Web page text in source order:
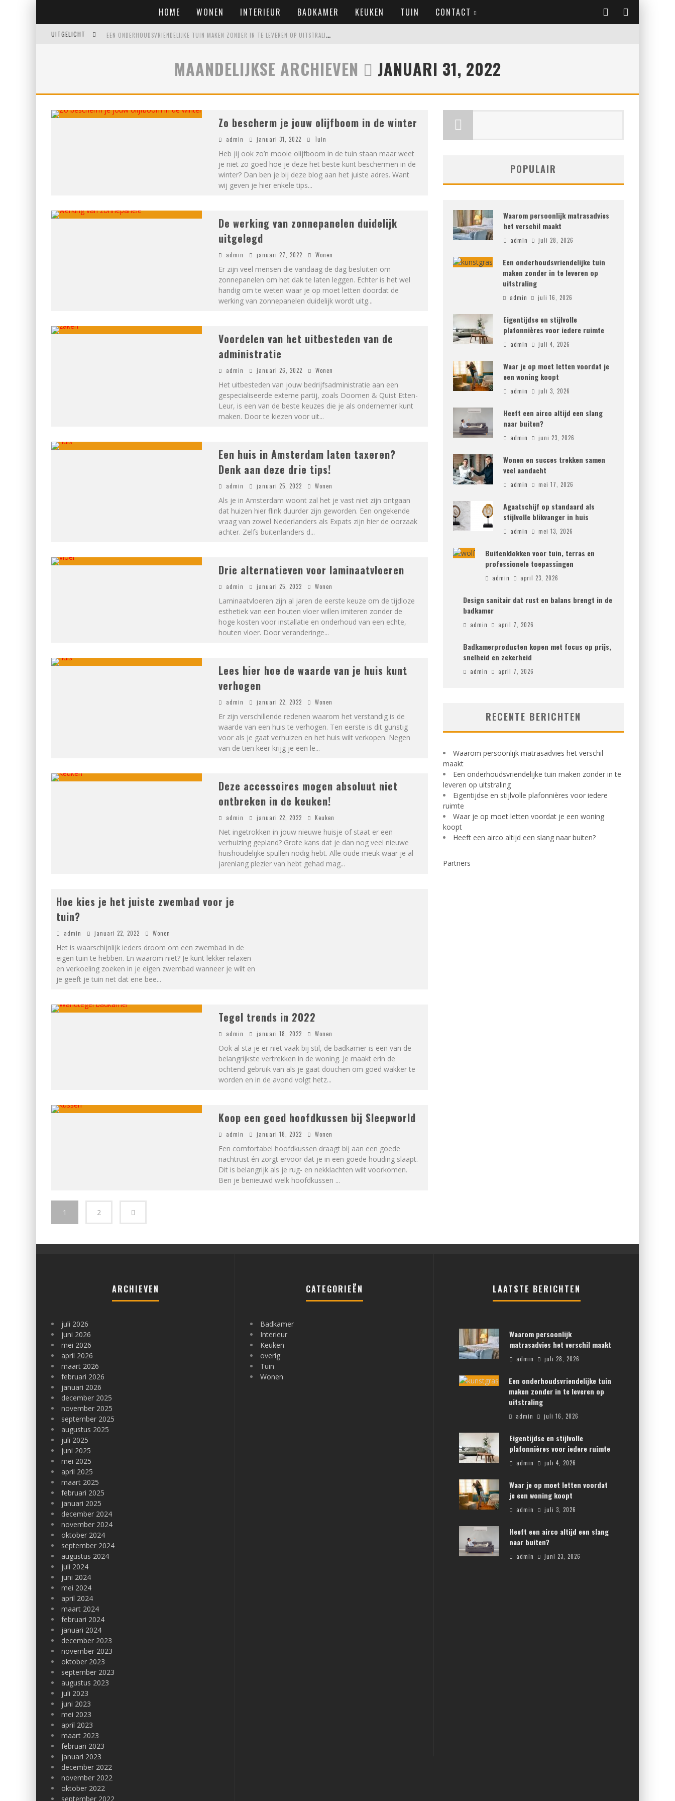
HOME WONEN INTERIEUR BADKAMER KEUKEN TUIN CONTACT
UITGELICHT E
EN ONDERHOUDSVRIENDELIJKE TUIN MAKEN ZONDER IN TE LEVEREN OP UITSTRALING
WAAR JE OP MOET LETTEN VOORDAT JE EEN WONING KOOPT
MAANDELIJKSE ARCHIEVEN JANUARI 31, 2022
Zo bescherm je jouw olijfboom in de winter
admin januari 31, 2022 Tuin
Heb jij ook zo’n mooie olijfboom in de tuin staan maar weet
je niet zo goed hoe je deze het beste kunt beschermen in de
winter? Dan ben je bij deze blog aan het juiste adres. Want
wij geven je hier enkele tips...
De werking van zonnepanelen duidelijk
uitgelegd
admin januari 27, 2022 Wonen
Er zijn veel mensen die vandaag de dag besluiten om
zonnepanelen om het dak te laten leggen. Echter is het wel
handig om te weten waar je op moet letten doordat de
werking van zonnepanelen duidelijk wordt uitg...
Voordelen van het uitbesteden van de
administratie
admin januari 26, 2022 Wonen
Het uitbesteden van jouw bedrijfsadministratie aan een
gespecialiseerde externe partij, zoals Doomen & Quist Etten-
Leur, is een van de beste keuzes die je als ondernemer kunt
maken. Door te kiezen voor uit...
Een huis in Amsterdam laten taxeren?
Denk aan deze drie tips!
admin januari 25, 2022 Wonen
Als je in Amsterdam woont zal het je vast niet zijn ontgaan
dat huizen hier flink duurder zijn geworden. Een ongekende
vraag van zowel Nederlanders als Expats zijn hier de oorzaak
achter. Zelfs buitenlanders d...
Drie alternatieven voor laminaatvloeren
admin januari 25, 2022 Wonen
Laminaatvloeren zijn al jaren de eerste keuze om de tijdloze
esthetiek van een houten vloer willen imiteren zonder de
hoge kosten voor installatie en onderhoud van een echte,
houten vloer. Door veranderinge...
Lees hier hoe de waarde van je huis kunt
verhogen
admin januari 22, 2022 Wonen
Er zijn verschillende redenen waarom het verstandig is de
waarde van een huis te verhogen. Ten eerste is dit gunstig
voor als je gaat verhuizen en het huis wilt verkopen. Negen
van de tien keer krijg je een le...
Deze accessoires mogen absoluut niet
ontbreken in de keuken!
admin januari 22, 2022 Keuken
Net ingetrokken in jouw nieuwe huisje of staat er een
verhuizing gepland? Grote kans dat je dan nog veel nieuwe
huishoudelijke spullen nodig hebt. Alle oude meuk waar je al
jarenlang plezier van hebt gehad mag...
Hoe kies je het juiste zwembad voor je
tuin?
admin januari 22, 2022 Wonen
Het is waarschijnlijk ieders droom om een zwembad in de
eigen tuin te hebben. En waarom niet? Je kunt lekker relaxen
en verkoeling zoeken in je eigen zwembad wanneer je wilt en
je geeft je tuin net dat ene bee...
Tegel trends in 2022
admin januari 18, 2022 Wonen
Ook al sta je er niet vaak bij stil, de badkamer is een van de
belangrijkste vertrekken in de woning. Je maakt erin de
ochtend gebruik van als je gaat douchen om goed wakker te
worden en in de avond volgt hetz...
Koop een goed hoofdkussen bij Sleepworld
admin januari 18, 2022 Wonen
Een comfortabel hoofdkussen draagt bij aan een goede
nachtrust én zorgt ervoor dat je in een goede houding slaapt.
Dit is belangrijk als je rug- en nekklachten wilt voorkomen.
Ben je benieuwd welk hoofdkussen ...
1 2
POPULAIR
Waarom persoonlijk matrasadvies
het verschil maakt
admin juli 28, 2026
Een onderhoudsvriendelijke tuin
maken zonder in te leveren op
uitstraling
admin juli 16, 2026
Eigentijdse en stijlvolle
plafonnières voor iedere ruimte
admin juli 4, 2026
Waar je op moet letten voordat je
een woning koopt
admin juli 3, 2026
Heeft een airco altijd een slang
naar buiten?
admin juni 23, 2026
Wonen en succes trekken samen
veel aandacht
admin mei 17, 2026
Agaatschijf op standaard als
stijlvolle blikvanger in huis
admin mei 13, 2026
Buitenklokken voor tuin, terras en
professionele toepassingen
admin april 23, 2026
Design sanitair dat rust en balans brengt in de
badkamer
admin april 7, 2026
Badkamerproducten kopen met focus op prijs,
snelheid en zekerheid
admin april 7, 2026
RECENTE BERICHTEN
Waarom persoonlijk matrasadvies het verschil
maakt
Een onderhoudsvriendelijke tuin maken zonder in te
leveren op uitstraling
Eigentijdse en stijlvolle plafonnières voor iedere
ruimte
Waar je op moet letten voordat je een woning
koopt
Heeft een airco altijd een slang naar buiten?
Partners
ARCHIEVEN
juli 2026
juni 2026
mei 2026
april 2026
maart 2026
februari 2026
januari 2026
december 2025
november 2025
september 2025
augustus 2025
juli 2025
juni 2025
mei 2025
april 2025
maart 2025
februari 2025
januari 2025
december 2024
november 2024
oktober 2024
september 2024
augustus 2024
juli 2024
juni 2024
mei 2024
april 2024
maart 2024
februari 2024
januari 2024
december 2023
november 2023
oktober 2023
september 2023
augustus 2023
juli 2023
juni 2023
mei 2023
april 2023
maart 2023
februari 2023
januari 2023
december 2022
november 2022
oktober 2022
september 2022
CATEGORIEËN
Badkamer
Interieur
Keuken
overig
Tuin
Wonen
LAATSTE BERICHTEN
Waarom persoonlijk
matrasadvies het verschil maakt
admin juli 28, 2026
Een onderhoudsvriendelijke tuin
maken zonder in te leveren op
uitstraling
admin juli 16, 2026
Eigentijdse en stijlvolle
plafonnières voor iedere ruimte
admin juli 4, 2026
Waar je op moet letten voordat
je een woning koopt
admin juli 3, 2026
Heeft een airco altijd een slang
naar buiten?
admin juni 23, 2026